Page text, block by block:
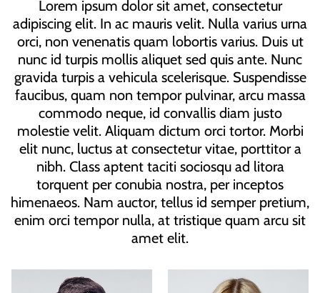
Lorem ipsum dolor sit amet, consectetur
adipiscing elit. In ac mauris velit. Nulla varius urna
orci, non venenatis quam lobortis varius. Duis ut
nunc id turpis mollis aliquet sed quis ante. Nunc
gravida turpis a vehicula scelerisque. Suspendisse
faucibus, quam non tempor pulvinar, arcu massa
commodo neque, id convallis diam justo
molestie velit. Aliquam dictum orci tortor. Morbi
elit nunc, luctus at consectetur vitae, porttitor a
nibh. Class aptent taciti sociosqu ad litora
torquent per conubia nostra, per inceptos
himenaeos. Nam auctor, tellus id semper pretium,
enim orci tempor nulla, at tristique quam arcu sit
amet elit.